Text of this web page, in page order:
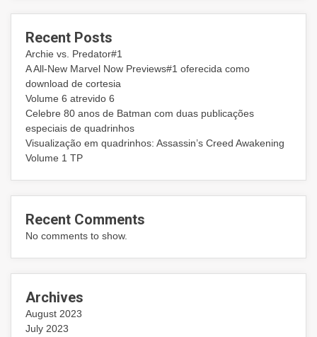
Recent Posts
Archie vs. Predator#1
A All-New Marvel Now Previews#1 oferecida como
download de cortesia
Volume 6 atrevido 6
Celebre 80 anos de Batman com duas publicações
especiais de quadrinhos
Visualização em quadrinhos: Assassin’s Creed Awakening
Volume 1 TP
Recent Comments
No comments to show.
Archives
August 2023
July 2023